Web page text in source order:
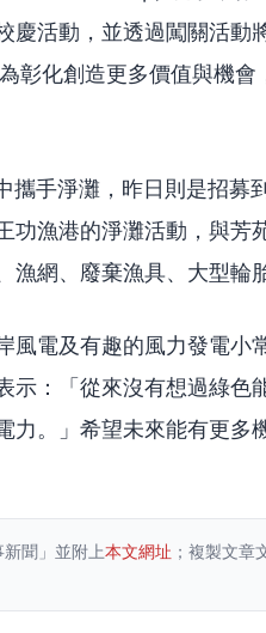
慶活動，並透過闖關活動
彰化創造更多價值與機會
攜手淨灘，昨日則是招募
功漁港的淨灘活動，與芳
網、廢棄漁具、大型輪
風電及有趣的風力發電小
示：「從來沒有想過綠色
。」希望未來能有更多
聞」並附上本文網址 ；複製文章